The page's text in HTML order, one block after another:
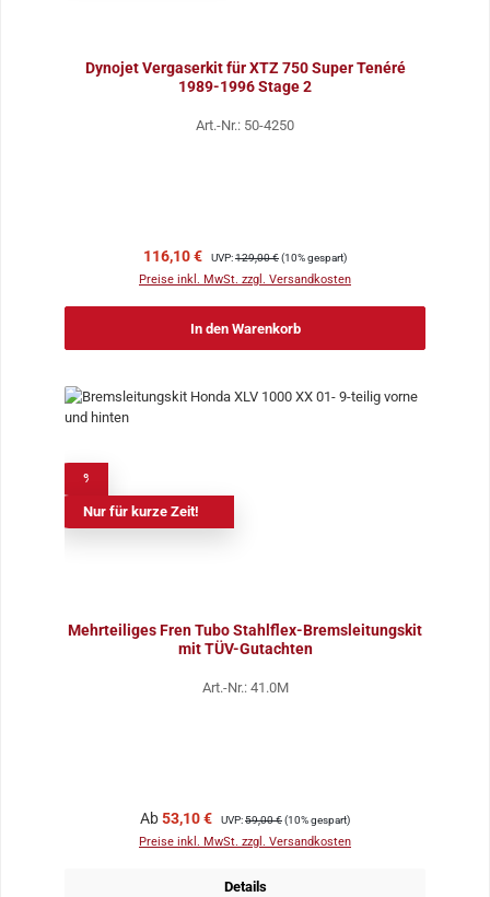
Dynojet Vergaserkit für XTZ 750 Super Tenéré
1989-1996 Stage 2
Art.-Nr.: 50-4250
Verkaufspreis:
116,10 € Regulärer Preis:
UVP:129,00 €(10% gespart)
Preise inkl. MwSt. zzgl. Versandkosten
In den Warenkorb
Nur für kurze Zeit!
Mehrteiliges Fren Tubo Stahlflex-Bremsleitungskit
mit TÜV-Gutachten
Art.-Nr.: 41.0M
Verkaufspreis:
Ab53,10 € Regulärer Preis:
UVP:59,00 €(10% gespart)
Preise inkl. MwSt. zzgl. Versandkosten
Details